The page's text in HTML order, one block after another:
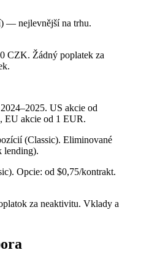
— nejlevnější na trhu.
CZK. Žádný poplatek za
US akcie od
EU akcie od 1 EUR.
(Classic). Eliminované
lending).
Opcie: od $0,75/kontrakt.
za neaktivitu. Vklady a